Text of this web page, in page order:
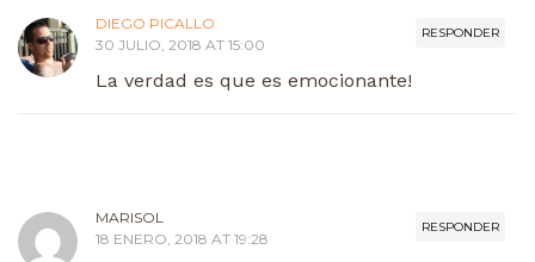
RESPONDER
DIEGO PICALLO
30 JULIO, 2018 AT 15:00
La verdad es que es emocionante!
RESPONDER
MARISOL
18 ENERO, 2018 AT 19:28